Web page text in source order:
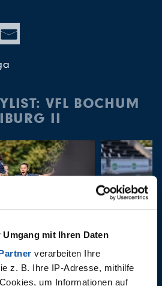
mit Ihren Daten
verarbeiten Ihre
z. B. Ihre IP-Adresse, mithilfe
um Informationen auf
VFL BOCHUM
II
- SC Freiburg